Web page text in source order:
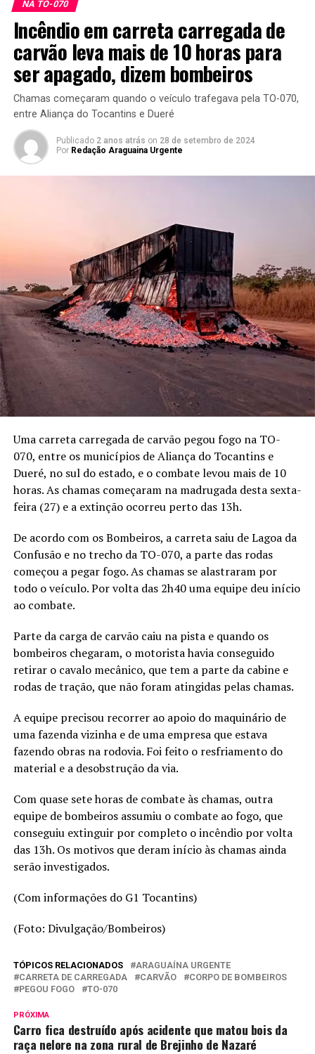
NA TO-070
Incêndio em carreta carregada de
carvão leva mais de 10 horas para
ser apagado, dizem bombeiros
Chamas começaram quando o veículo trafegava pela TO-070,
entre Aliança do Tocantins e Dueré
Publicado 2 anos atrás on 28 de setembro de 2024
Por Redação Araguaina Urgente
Uma carreta carregada de carvão pegou fogo na TO-
070, entre os municípios de Aliança do Tocantins e
Dueré, no sul do estado, e o combate levou mais de 10
horas. As chamas começaram na madrugada desta sexta-
feira (27) e a extinção ocorreu perto das 13h.
De acordo com os Bombeiros, a carreta saiu de Lagoa da
Confusão e no trecho da TO-070, a parte das rodas
começou a pegar fogo. As chamas se alastraram por
todo o veículo. Por volta das 2h40 uma equipe deu início
ao combate.
Parte da carga de carvão caiu na pista e quando os
bombeiros chegaram, o motorista havia conseguido
retirar o cavalo mecânico, que tem a parte da cabine e
rodas de tração, que não foram atingidas pelas chamas.
A equipe precisou recorrer ao apoio do maquinário de
uma fazenda vizinha e de uma empresa que estava
fazendo obras na rodovia. Foi feito o resfriamento do
material e a desobstrução da via.
Com quase sete horas de combate às chamas, outra
equipe de bombeiros assumiu o combate ao fogo, que
conseguiu extinguir por completo o incêndio por volta
das 13h. Os motivos que deram início às chamas ainda
serão investigados.
(Com informações do G1 Tocantins)
(Foto: Divulgação/Bombeiros)
TÓPICOS RELACIONADOS
ARAGUAÍNA URGENTE
CARRETA DE CARREGADA
CARVÃO
CORPO DE BOMBEIROS
PEGOU FOGO
TO-070
PRÓXIMA
Carro fica destruído após acidente que matou bois da
raça nelore na zona rural de Brejinho de Nazaré